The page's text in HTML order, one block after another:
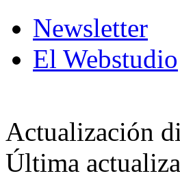
Newsletter
El Webstudio
Actualización
Última